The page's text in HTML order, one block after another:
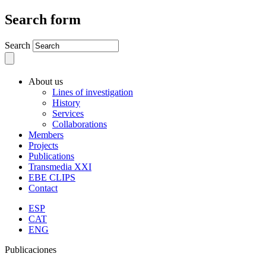
Search form
Search
About us
Lines of investigation
History
Services
Collaborations
Members
Projects
Publications
Transmedia XXI
EBE CLIPS
Contact
ESP
CAT
ENG
Publicaciones